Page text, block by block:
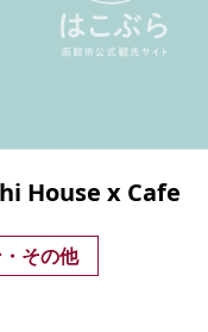
House x Cafe
その他